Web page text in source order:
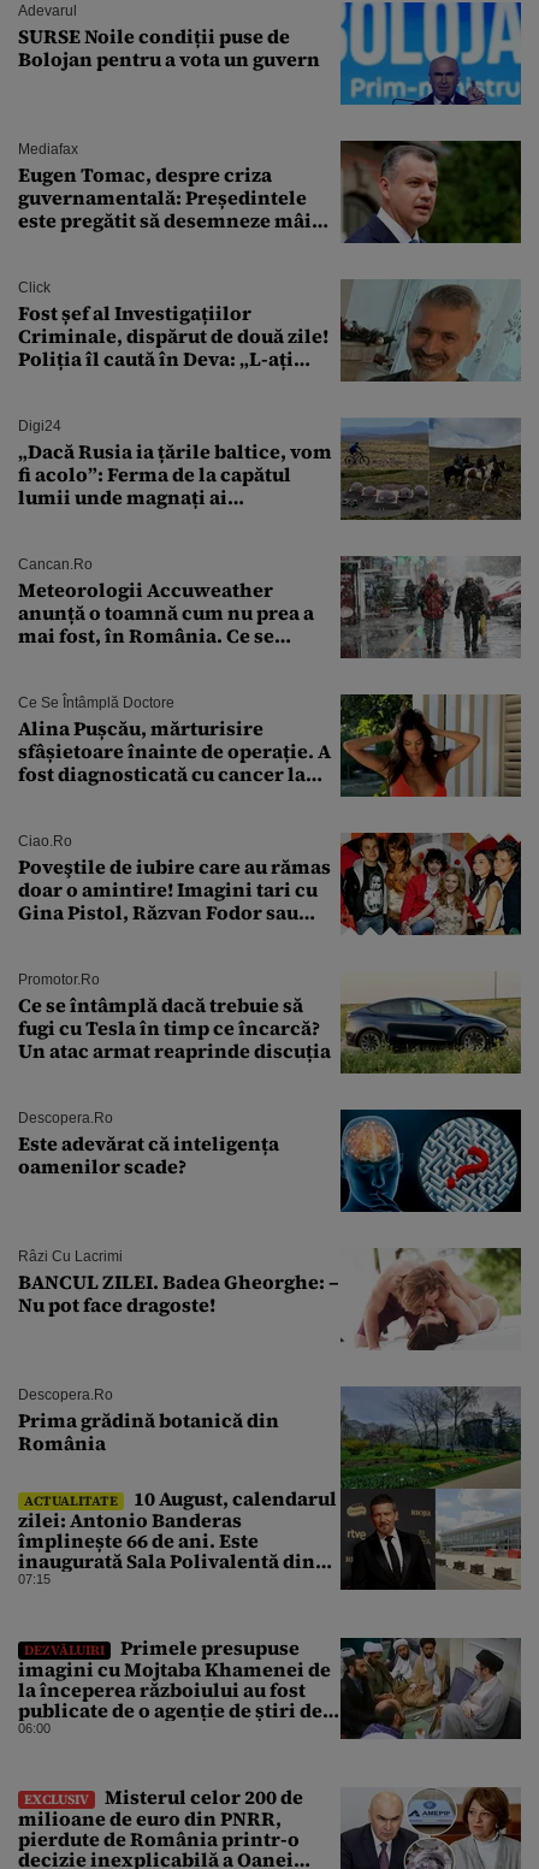
Adevarul
SURSE Noile condiții puse de
Bolojan pentru a vota un guvern
Mediafax
Eugen Tomac, despre criza
guvernamentală: Președintele
este pregătit să desemneze mâine
Click
Fost șef al Investigațiilor
Criminale, dispărut de două zile!
Poliția îl caută în Deva: „L-ați
Digi24
„Dacă Rusia ia țările baltice, vom
fi acolo”: Ferma de la capătul
lumii unde magnați ai
Cancan.ro
Meteorologii Accuweather
anunță o toamnă cum nu prea a
mai fost, în România. Ce se
București. Pe ce dată ninge
Ce Se Întâmplă Doctore
Alina Pușcău, mărturisire
sfâșietoare înainte de operație. A
fost diagnosticată cu cancer la
îmi salvez viața”
Ciao.ro
Poveştile de iubire care au rămas
doar o amintire! Imagini tari cu
Gina Pistol, Răzvan Fodor sau
Promotor.ro
Ce se întâmplă dacă trebuie să
fugi cu Tesla în timp ce încarcă?
Un atac armat reaprinde discuția
Descopera.ro
Este adevărat că inteligența
oamenilor scade?
Râzi Cu Lacrimi
BANCUL ZILEI. Badea Gheorghe: –
Nu pot face dragoste!
Descopera.ro
Prima grădină botanică din
România
ACTUALITATE
10 August, calendarul
zilei: Antonio Banderas
împlinește 66 de ani. Este
inaugurată Sala Polivalentă din
București
07:15
DEZVĂLUIRI
Primele presupuse
imagini cu Mojtaba Khamenei de
la începerea războiului au fost
publicate de o agenție de știri de
stat din Iran
06:00
EXCLUSIV
Misterul celor 200 de
milioane de euro din PNRR,
pierdute de România printr-o
decizie inexplicabilă a Oanei